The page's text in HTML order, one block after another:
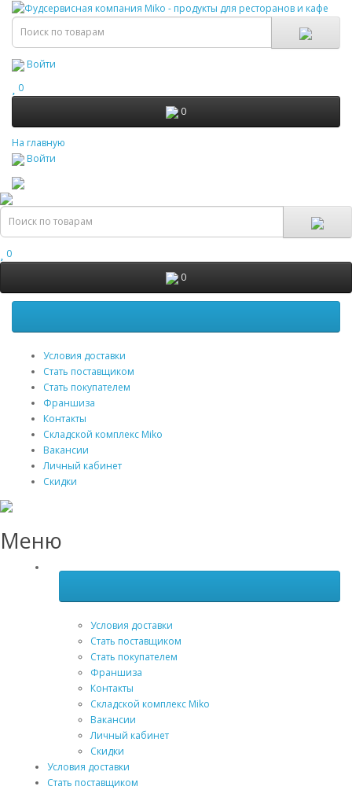
Войти
0
0
На главную
Войти
0
0
Условия доставки
Стать поставщиком
Стать покупателем
Франшиза
Контакты
Складской комплекс Miko
Вакансии
Личный кабинет
Скидки
Меню
Условия доставки
Стать поставщиком
Стать покупателем
Франшиза
Контакты
Складской комплекс Miko
Вакансии
Личный кабинет
Скидки
Условия доставки
Стать поставщиком